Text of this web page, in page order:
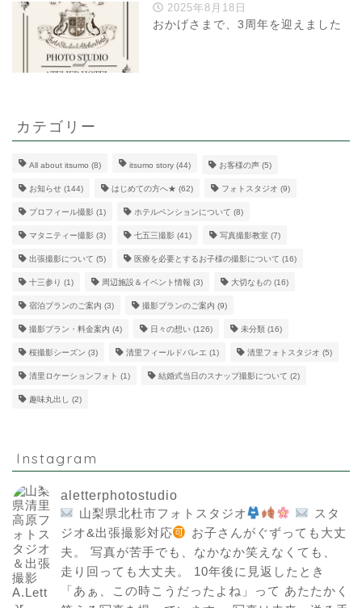
2025年8月18日
おかげさまで、3周年を迎えました
カテゴリー
All about itsumo (8) itsumo story (44) お客様の声 (5)
お知らせ (144) はじめての方へ★ (62) フォトスタジオ (9)
プロフィール撮影 (1) ホテルペンションについて (8)
マタニティー撮影 (3) 七五三撮影 (41) 写真撮影教室 (7)
出張撮影について (5) 医療を必要とするお子様の撮影について (16)
十三参り (1) 周辺施設＆イベント情報 (3) 大切なもの (16)
宿泊プランのご案内 (3) 撮影プランのご案内 (9)
撮影プラン・料金案内 (4) 日々の想い (126) 未分類 (16)
桜撮影シーズン (3) 清里フィールドバレエ (1) 清里フォトスタジオ (5)
清里ロケーションフォト (1) 結婚式当日のスナップ撮影について (2)
趣味丸出し (2)
Instagram
aletterphotostudio
山梨県北杜市フォトスタジオ
スタ
ジオ&出張撮影対応
お子さんがぐずっても大丈
夫。
写真が苦手でも、なかなか笑えなくても、
走り回っても大丈夫。
10年後に見返したとき
「あぁ、この時こうだったよね」って あたたかく